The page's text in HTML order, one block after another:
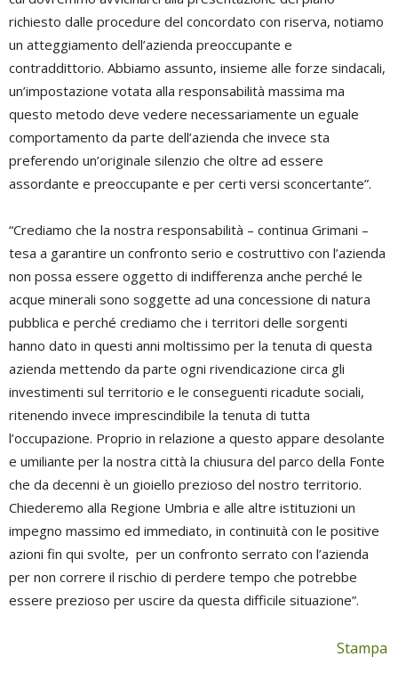
richiesto dalle procedure del concordato con riserva, notiamo
un atteggiamento dell’azienda preoccupante e
contraddittorio. Abbiamo assunto, insieme alle forze sindacali,
un’impostazione votata alla responsabilità massima ma
questo metodo deve vedere necessariamente un eguale
comportamento da parte dell’azienda che invece sta
preferendo un’originale silenzio che oltre ad essere
assordante e preoccupante e per certi versi sconcertante”.
“Crediamo che la nostra responsabilità – continua Grimani –
tesa a garantire un confronto serio e costruttivo con l’azienda
non possa essere oggetto di indifferenza anche perché le
acque minerali sono soggette ad una concessione di natura
pubblica e perché crediamo che i territori delle sorgenti
hanno dato in questi anni moltissimo per la tenuta di questa
azienda mettendo da parte ogni rivendicazione circa gli
investimenti sul territorio e le conseguenti ricadute sociali,
ritenendo invece imprescindibile la tenuta di tutta
l’occupazione. Proprio in relazione a questo appare desolante
e umiliante per la nostra città la chiusura del parco della Fonte
che da decenni è un gioiello prezioso del nostro territorio.
Chiederemo alla Regione Umbria e alle altre istituzioni un
impegno massimo ed immediato, in continuità con le positive
azioni fin qui svolte, per un confronto serrato con l’azienda
per non correre il rischio di perdere tempo che potrebbe
essere prezioso per uscire da questa difficile situazione”.
Stampa